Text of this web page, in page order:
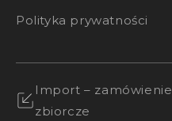
Polityka prywatności
Import – zamówienie
zbiorcze